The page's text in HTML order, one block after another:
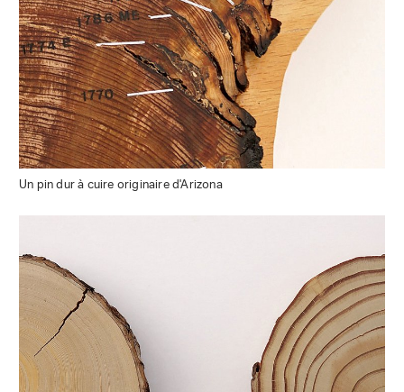
Un pin dur à cuire originaire d'Arizona